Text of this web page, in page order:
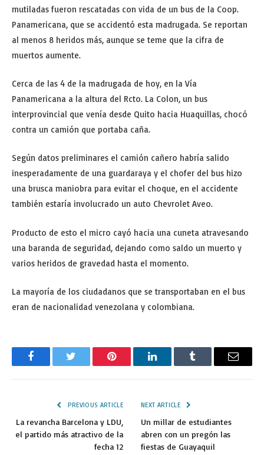
mutiladas fueron rescatadas con vida de un bus de la Coop.
Panamericana, que se accidentó esta madrugada. Se reportan
al menos 8 heridos más, aunque se teme que la cifra de
muertos aumente.
Cerca de las 4 de la madrugada de hoy, en la Vía
Panamericana a la altura del Rcto. La Colon, un bus
interprovincial que venía desde Quito hacia Huaquillas, chocó
contra un camión que portaba caña.
Según datos preliminares el camión cañero habría salido
inesperadamente de una guardaraya y el chofer del bus hizo
una brusca maniobra para evitar el choque, en el accidente
también estaría involucrado un auto Chevrolet Aveo.
Producto de esto el micro cayó hacia una cuneta atravesando
una baranda de seguridad, dejando como saldo un muerto y
varios heridos de gravedad hasta el momento.
La mayoría de los ciudadanos que se transportaban en el bus
eran de nacionalidad venezolana y colombiana.
FacebookTwitter Pinterest LinkedInTumblr Email
PREVIOUS ARTICLE
La revancha Barcelona y LDU,
el partido más atractivo de la
fecha 12
NEXT ARTICLE
Un millar de estudiantes
abren con un pregón las
fiestas de Guayaquil